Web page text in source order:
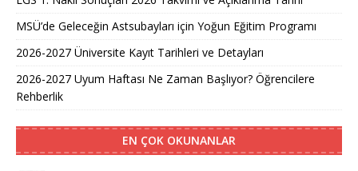
MSÜ’de Geleceğin Astsubayları için Yoğun Eğitim Programı
2026-2027 Üniversite Kayıt Tarihleri ve Detayları
2026-2027 Uyum Haftası Ne Zaman Başlıyor? Öğrencilere
Rehberlik
EN ÇOK OKUNANLAR